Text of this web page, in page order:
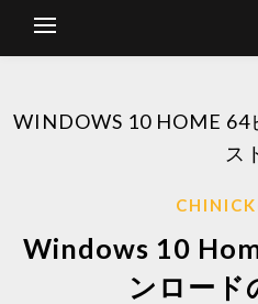
WINDOWS 10 HOME 64
ス
Windows 10
ンロード